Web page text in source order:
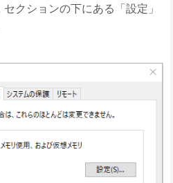
クションの下にある「設定」